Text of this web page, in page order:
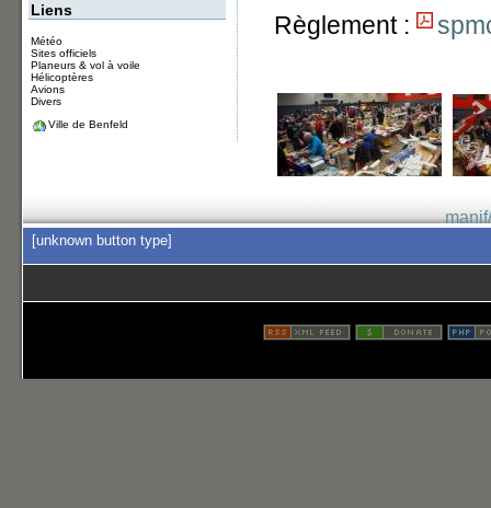
Règlement :
Liens
Météo
Sites officiels
Planeurs & vol à voile
Hélicoptères
Avions
Divers
Ville de Benfeld
[unknown button type]